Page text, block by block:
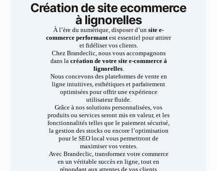
Création de site ecommerce
à lignorelles
À l’ère du numérique, disposer d’un site e-
commerce performantest essentiel pour attirer
et fidéliser vos clients.
Chez Brandeclic, nous vous accompagnons
dans la création de votre site e-commerce à
lignorelles.
Nous concevons des plateformes de vente en
ligne intuitives, esthétiques et parfaitement
optimisées pour offrir une expérience
utilisateur fluide.
Grâce à nos solutions personnalisées, vos
produits ou services seront mis en valeur, et les
fonctionnalités telles que le paiement sécurisé,
la gestion des stocks ou encore l’optimisation
pour le SEO local vous permettront de
maximiser vos ventes.
Avec Brandeclic, transformez votre commerce
en un véritable succès en ligne, tout en
répondant aux attentes de vos clients